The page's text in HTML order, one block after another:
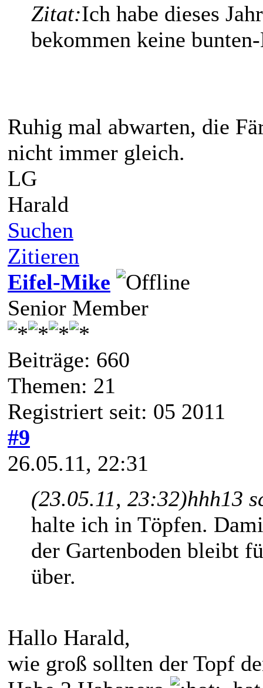
Zitat:Ich habe dieses
bekommen keine
Ruhig mal abwarten, die
nicht immer gleich.
LG
Harald
Suchen
Zitieren
Eifel-Mike
Senior Member
Beiträge: 660
Themen: 21
Registriert seit: 05 2011
#9
26.05.11, 22:31
(23.05.11, 23:32)hhh13
halte ich in Töpfen.
der Gartenboden bleibt
über.
Hallo Harald,
wie groß sollten der Topf